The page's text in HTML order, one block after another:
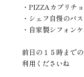
・PIZZAカプリチ
・シェフ自慢のパ
・自家製シフォン
前日の１５時まで
利用くださいね